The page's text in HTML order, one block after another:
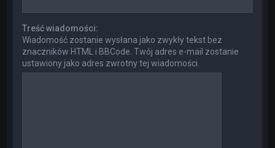
Treść wiadomości:
Wiadomość zostanie wysłana jako zwykły tekst bez
znaczników HTML i BBCode. Twój adres e-mail zostanie
ustawiony jako adres zwrotny tej wiadomości.